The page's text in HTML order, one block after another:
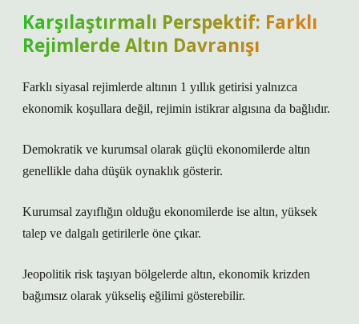
Karşılaştırmalı Perspektif: Farklı
Rejimlerde Altın Davranışı
Farklı siyasal rejimlerde altının 1 yıllık getirisi yalnızca
ekonomik koşullara değil, rejimin istikrar algısına da bağlıdır.
Demokratik ve kurumsal olarak güçlü ekonomilerde altın
genellikle daha düşük oynaklık gösterir.
Kurumsal zayıflığın olduğu ekonomilerde ise altın, yüksek
talep ve dalgalı getirilerle öne çıkar.
Jeopolitik risk taşıyan bölgelerde altın, ekonomik krizden
bağımsız olarak yükseliş eğilimi gösterebilir.